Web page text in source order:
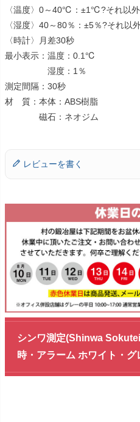
〈温度〉0～40℃：±1℃?それ以
〈湿度〉40～80％：±5％?それ以
〈時計〉月差30秒
最小表示：温度：0.1℃
湿度：1％
測定間隔：30秒
材 質：本体：ABS樹脂
磁石：ネオジム
レビューを書く
シンワ測定(Shinwa
時・アラーム ホワイト・